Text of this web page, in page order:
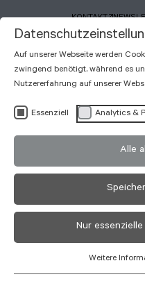
KONTAKT
Auf unserer Webseite werden
zwingend benötigt, während es
Nutzererfahrung auf unserer
Essenziell Analytics &
Alle
Nur
Weitere